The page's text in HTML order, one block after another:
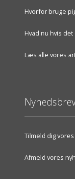
Hvorfor bruge
Hvad nu hvis
Læs alle vores
Tilmeld dig
Afmeld vores